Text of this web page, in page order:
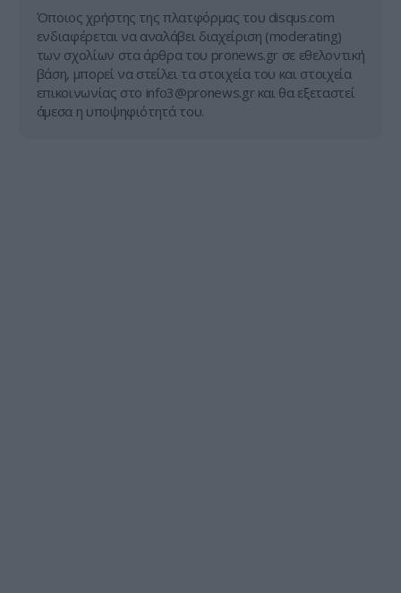
Όποιος χρήστης της πλατφόρμας του disqus.com
ενδιαφέρεται να αναλάβει διαχείριση (moderating)
των σχολίων στα άρθρα του pronews.gr σε εθελοντική
βάση, μπορεί να στείλει τα στοιχεία του και στοιχεία
επικοινωνίας στο info3@pronews.gr και θα εξεταστεί
άμεσα η υποψηφιότητά του.